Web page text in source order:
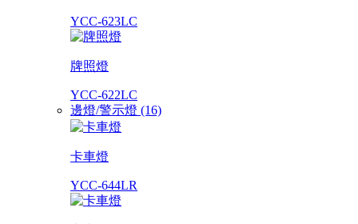
YCC-623LC
牌照燈
YCC-622LC
邊燈/警示燈 (16)
卡車燈
YCC-644LR